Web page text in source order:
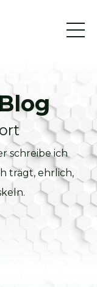
schreibe ich
trägt, ehrlich,